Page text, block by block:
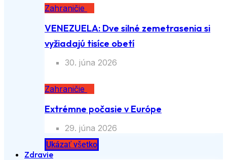
Zahraničie
VENEZUELA: Dve silné zemetrasenia si
vyžiadajú tisíce obetí
30. júna 2026
Zahraničie
Extrémne počasie v Európe
29. júna 2026
Ukázať všetko
Zdravie